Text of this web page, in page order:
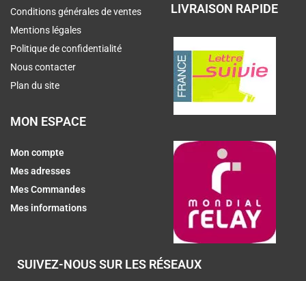
Conditions générales de ventes
Mentions légales
Politique de confidentialité
Nous contacter
Plan du site
MON ESPACE
Mon compte
Mes adresses
Mes Commandes
Mes informations
LIVRAISON RAPIDE
SUIVEZ-NOUS SUR LES RÉSEAUX